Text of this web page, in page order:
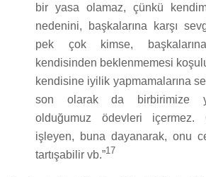
bir yasa olamaz, çünkü
nedenini, başkalarına karşı
pek çok kimse,
kendisinden beklenmemesi
kendisine iyilik yapmamalarına
son olarak da birbirimize
olduğumuz ödevleri
işleyen, buna dayanarak, onu
tartışabilir vb.”17